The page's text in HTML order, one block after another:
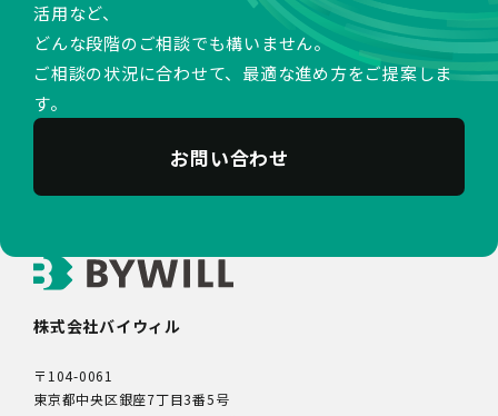
活用など、
どんな段階のご相談でも構いません。
ご相談の状況に合わせて、最適な進め方をご提案しま
す。
お問い合わせ
株式会社バイウィル
〒104-0061
東京都中央区銀座7丁目3番5号